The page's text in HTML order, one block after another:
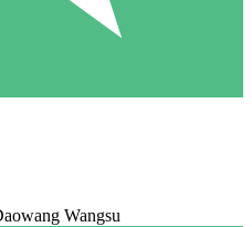
Wangsu